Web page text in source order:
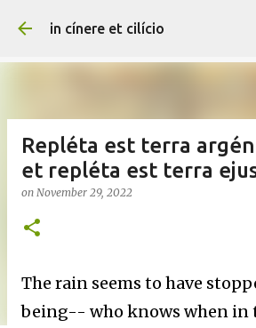
Skip to main
in cínere et cilício
Repléta est terra
et repléta est terra
on November 29, 2022
The rain seems to have
being-- who knows when in